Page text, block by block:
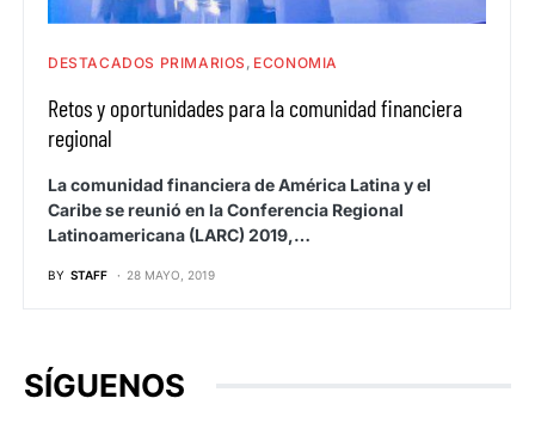
DESTACADOS PRIMARIOS ECONOMIA
Retos y oportunidades para la comunidad financiera
regional
La comunidad financiera de América Latina y el
Caribe se reunió en la Conferencia Regional
Latinoamericana (LARC) 2019,…
BY STAFF 28 MAYO, 2019
SÍGUENOS